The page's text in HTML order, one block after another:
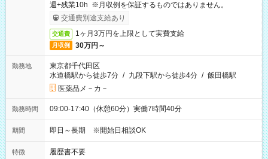
週+残業10h ※月収例を保証するものではありません。
交通費別途支給あり
交通費 1ヶ月3万円を上限として実費支給
月収例 30万円～
勤務地
東京都千代田区
水道橋駅から徒歩7分 / 九段下駅から徒歩4分 / 飯田橋駅
医薬品メ－カ－
勤務時間 09:00-17:40（休憩60分）実働7時間40分
期間 即日～長期 ※開始日相談OK
特徴 履歴書不要